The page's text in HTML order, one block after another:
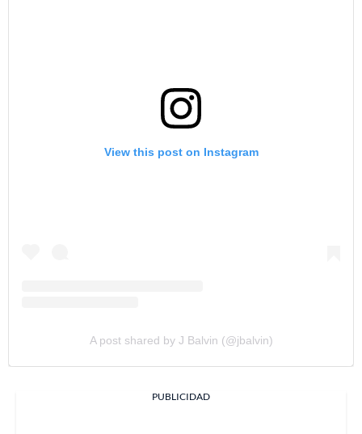
View this post on Instagram
A post shared by J Balvin (@jbalvin)
PUBLICIDAD